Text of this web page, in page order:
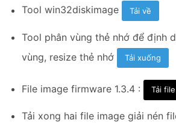
Tool win32diskimage Tải về
Tool phân vùng thẻ nhớ để định
vùng, resize thẻ nhớ
Tải xuống
File image firmware 1.3.4 : Tải file
Tải xong hai file image giải nén